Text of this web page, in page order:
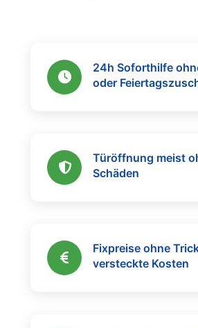
24h Soforthilfe
oder
Türöffnung meist
Schäden
Fixpreise ohne
versteckte Kosten